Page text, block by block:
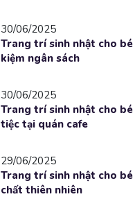
30/06/2025
Trang trí sinh nhật cho
kiệm ngân sách
30/06/2025
Trang trí sinh nhật cho bé
tiệc tại quán cafe
29/06/2025
Trang trí sinh nhật cho bé
chất thiên nhiên